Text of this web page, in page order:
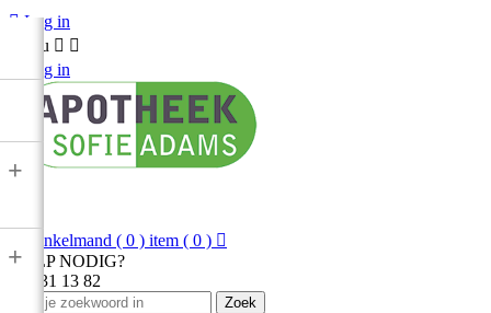
 Log in
Menu  
Log in
Winkelmand ( 0 ) item ( 0 ) 
HULP NODIG?
013 31 13 82
Zoek
+
+